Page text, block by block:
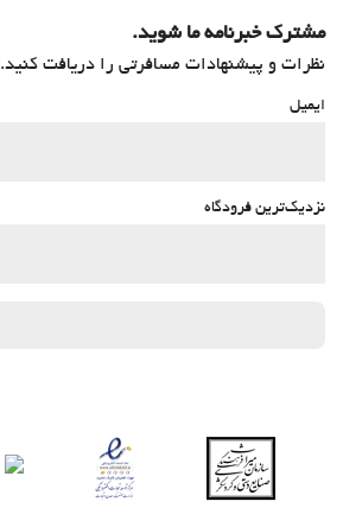
مشترک خبرنامه ما شوید.
نظرات و پیشنهادات مسافرتی را دریافت کنید.
ایمیل
نزدیک‌ترین فرودگاه